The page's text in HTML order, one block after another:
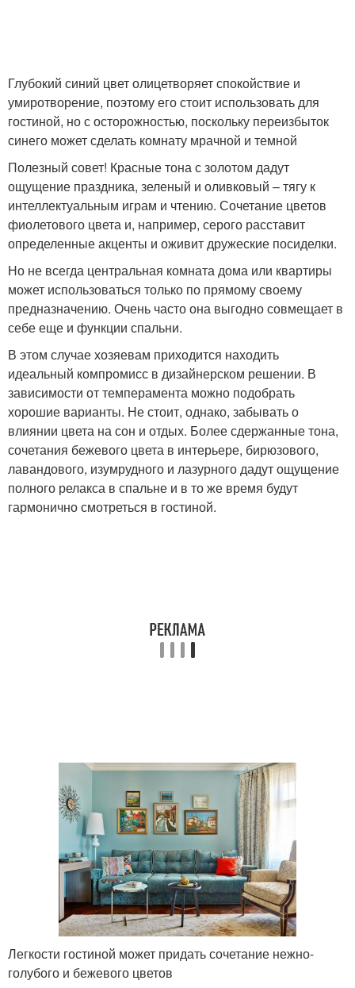
Глубокий синий цвет олицетворяет спокойствие и
умиротворение, поэтому его стоит использовать для
гостиной, но с осторожностью, поскольку переизбыток
синего может сделать комнату мрачной и темной
Полезный совет! Красные тона с золотом дадут
ощущение праздника, зеленый и оливковый – тягу к
интеллектуальным играм и чтению. Сочетание цветов
фиолетового цвета и, например, серого расставит
определенные акценты и оживит дружеские посиделки.
Но не всегда центральная комната дома или квартиры
может использоваться только по прямому своему
предназначению. Очень часто она выгодно совмещает в
себе еще и функции спальни.
В этом случае хозяевам приходится находить
идеальный компромисс в дизайнерском решении. В
зависимости от темперамента можно подобрать
хорошие варианты. Не стоит, однако, забывать о
влиянии цвета на сон и отдых. Более сдержанные тона,
сочетания бежевого цвета в интерьере, бирюзового,
лавандового, изумрудного и лазурного дадут ощущение
полного релакса в спальне и в то же время будут
гармонично смотреться в гостиной.
Легкости гостиной может придать сочетание нежно-
голубого и бежевого цветов